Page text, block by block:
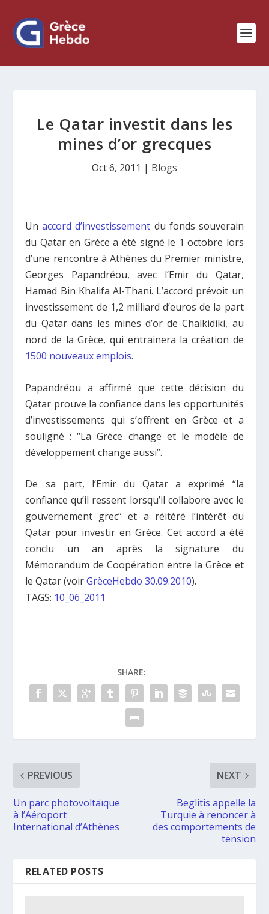
Le Qatar investit dans les
mines d’or grecques
Oct 6, 2011 | Blogs
Unaccord d’investissement du fonds souverain
du Qatar en Grèce a été signé le 1 octobre lors
d’une rencontre à Athènes du Premier ministre,
Georges Papandréou, avec l’Emir du Qatar,
Hamad Bin Khalifa Al-Thani. L’accord prévoit un
investissement de 1,2 milliard d’euros de la part
du Qatar dans les mines d’or de Chalkidiki, au
nord de la Grèce, qui entrainera la création de
1500 nouveaux emplois.
Papandréou a affirmé que cette décision du
Qatar prouve la confiance dans les opportunités
d’investissements qui s’offrent en Grèce et a
souligné : “La Grèce change et le modèle de
développement change aussi”.
De sa part, l’Emir du Qatar a exprimé “la
confiance qu’il ressent lorsqu’il collabore avec le
gouvernement grec” et a réitéré l’intérêt du
Qatar pour investir en Grèce. Cet accord a été
conclu un an après la signature du
Mémorandum de Coopération entre la Grèce et
le Qatar (voirGrèceHebdo 30.09.2010).
TAGS: 10_06_2011
SHARE:
PREVIOUS
Un parc photovoltaïque
à l’Aéroport
International d’Athènes
NEXT
Beglitis appelle la
Turquie à renoncer à
des comportements de
tension
RELATED POSTS